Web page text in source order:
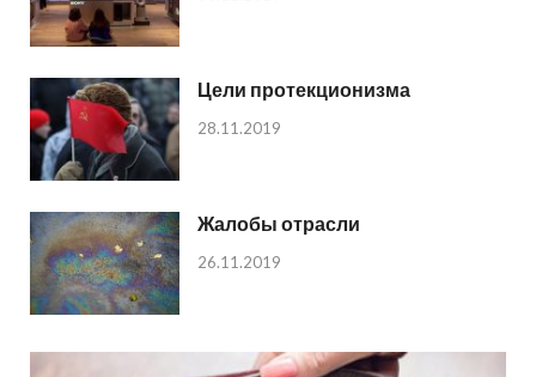
Цели протекционизма
28.11.2019
Жалобы отрасли
26.11.2019